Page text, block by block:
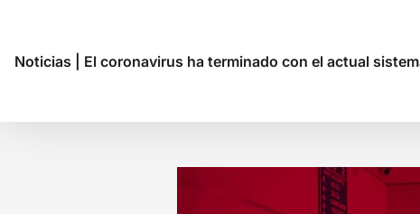
Noticias El coronavirus ha terminado con el actual